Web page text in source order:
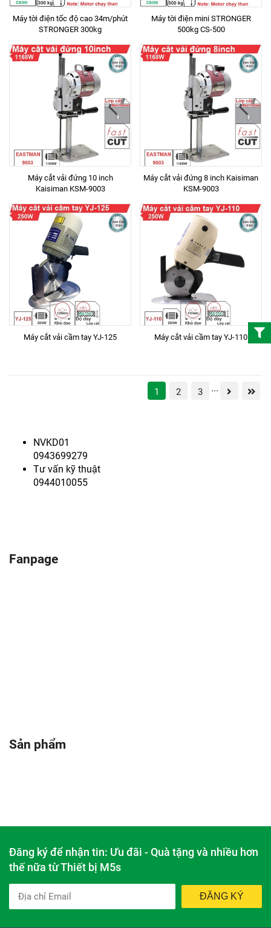
Máy tời điện tốc độ cao 34m/phút
STRONGER 300kg
Máy tời điện mini STRONGER
500kg CS-500
Máy cắt vải đứng 10 inch
Kaisiman KSM-9003
Máy cắt vải đứng 8 inch Kaisiman
KSM-9003
Máy cắt vải cầm tay YJ-125 Máy cắt vải cầm tay YJ-110
1 2 3 ...
NVKD01
0943699279
Tư vấn kỹ thuật
0944010055
Fanpage
Sản phẩm
Đăng ký để nhận tin: Ưu đãi - Quà tặng và nhiều hơn
thế nữa từ Thiết bị M5s
ĐĂNG KÝ